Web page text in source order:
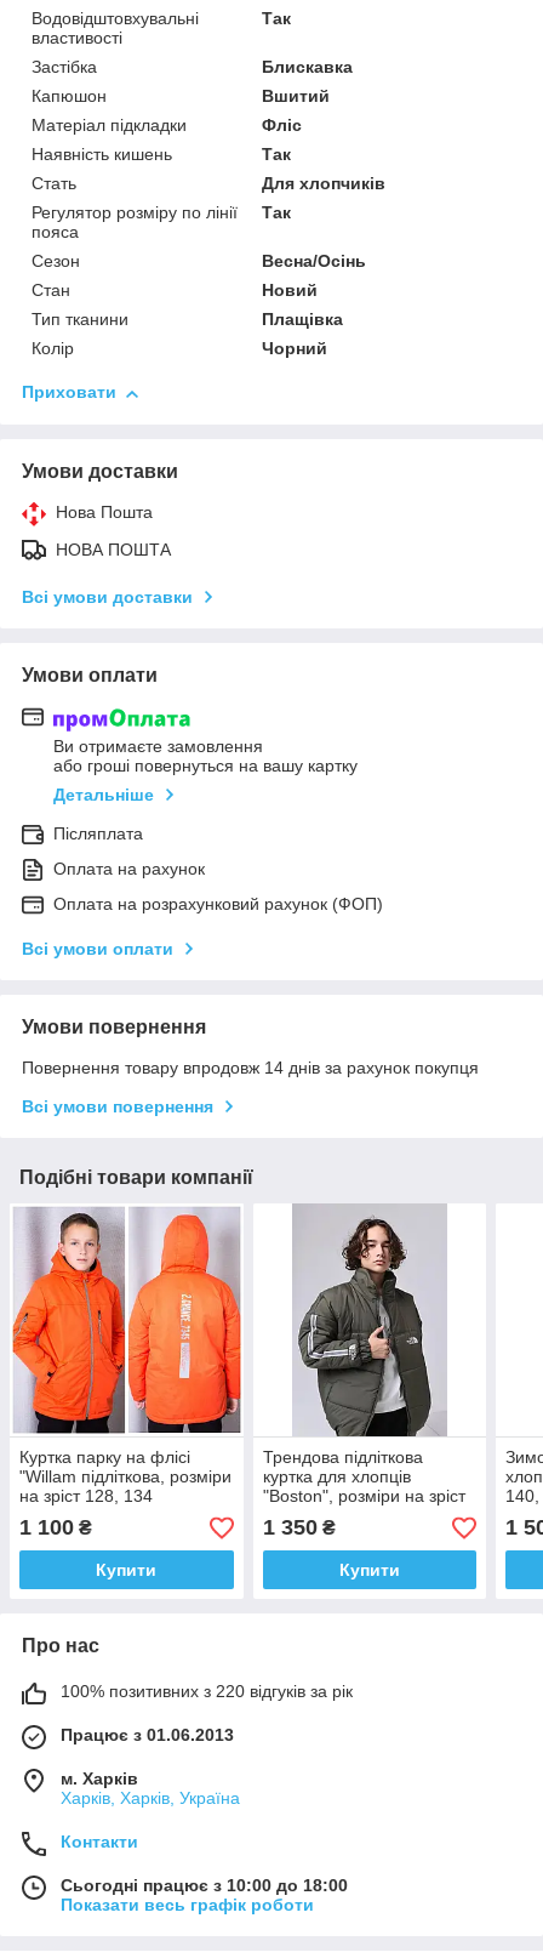
Водовідштовхувальні
властивості
Так
Застібка
Блискавка
Капюшон
Вшитий
Матеріал підкладки
Фліс
Наявність кишень
Так
Стать
Для хлопчиків
Регулятор розміру по лінії
пояса
Так
Сезон
Весна/Осінь
Стан
Новий
Тип тканини
Плащівка
Колір
Чорний
Приховати
Умови доставки
Нова Пошта
НОВА ПОШТА
Всі умови доставки
Умови оплати
Ви отримаєте замовлення
або гроші повернуться на вашу картку
Детальніше
Післяплата
Оплата на рахунок
Оплата на розрахунковий рахунок (ФОП)
Всі умови оплати
Умови повернення
Повернення товару впродовж 14 днів за рахунок покупця
Всі умови повернення
Подібні товари компанії
Куртка парку на флісі
"Willam підліткова, розміри
на зріст 128, 134
1 100 ₴
Купити
Трендова підліткова
куртка для хлопців
"Boston", розміри на зріст
146 — 170 + Відеоогляд!
1 350₴
Купити
140,
1
Про нас
100% позитивних з 220 відгуків за рік
Працює з 01.06.2013
м. Харків
Харків, Харків, Україна
Контакти
Сьогодні працює з 10:00 до 18:00
Показати весь графік роботи